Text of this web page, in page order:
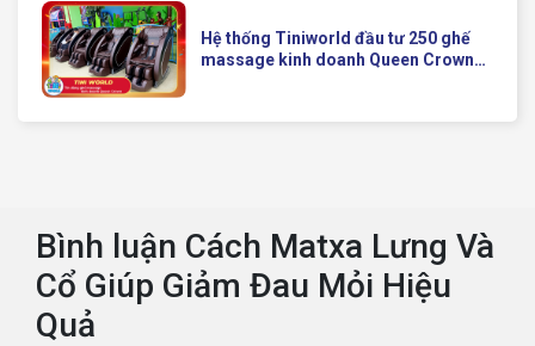
Hệ thống Tiniworld đầu tư 250 ghế
massage kinh doanh Queen Crown
Bình luận Cách Matxa Lưng Và
Cổ Giúp Giảm Đau Mỏi Hiệu
Quả